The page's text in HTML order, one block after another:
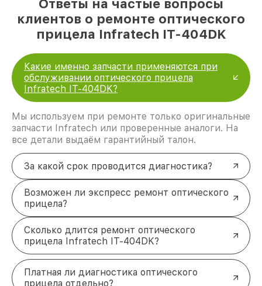
Ответы на частые вопросы
клиентов о ремонте оптического
прицела Infratech IT-404DK
Какие именно запчасти применяются при
обслуживании оптического прицела
Infratech IT-404DK?
Мы используем при ремонте только оригинальные
запчасти Infratech или проверенные аналоги. На
все детали выдаём гарантийный талон.
За какой срок проводится диагностика?
Возможен ли экспресс ремонт оптического
прицела?
Сколько длится ремонт оптического
прицела Infratech IT-404DK?
Платная ли диагностика оптического
прицела отдельно?